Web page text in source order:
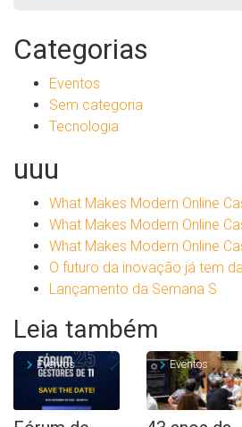
Categorias
Eventos
Sem categoria
Tecnologia
uuu
What Makes Modern Online
What Makes Modern Online
What Makes Modern Online
O futuro da inovação já tem
Lançamento da Semana S
Leia também
Eventos Eventos